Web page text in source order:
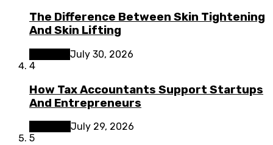
The Difference Between Skin Tightening
And Skin Lifting
July 30, 2026
4
How Tax Accountants Support Startups
And Entrepreneurs
July 29, 2026
5